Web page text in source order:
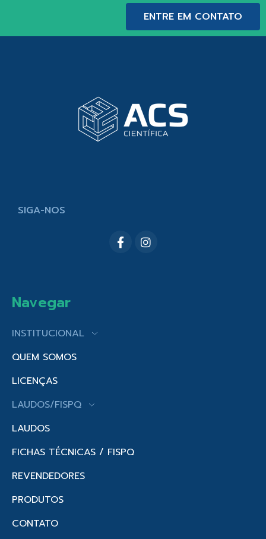
ENTRE EM CONTATO
SIGA-NOS
Navegar
INSTITUCIONAL
QUEM SOMOS
LICENÇAS
LAUDOS/FISPQ
LAUDOS
FICHAS TÉCNICAS / FISPQ
REVENDEDORES
PRODUTOS
CONTATO